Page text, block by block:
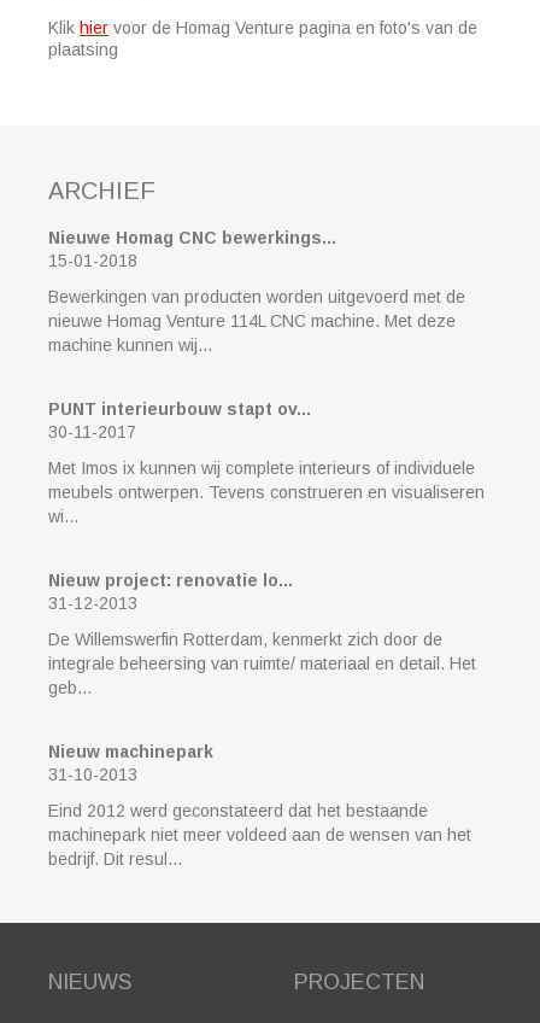
Klik hier voor de Homag Venture pagina en foto's van de
plaatsing
ARCHIEF
Nieuwe Homag CNC bewerkings...
15-01-2018
Bewerkingen van producten worden uitgevoerd met de
nieuwe Homag Venture 114L CNC machine. Met deze
machine kunnen wij...
PUNT interieurbouw stapt ov...
30-11-2017
Met Imos ix kunnen wij complete interieurs of individuele
meubels ontwerpen. Tevens construeren en visualiseren
wi...
Nieuw project: renovatie lo...
31-12-2013
De Willemswerfin Rotterdam, kenmerkt zich door de
integrale beheersing van ruimte/ materiaal en detail. Het
geb...
Nieuw machinepark
31-10-2013
Eind 2012 werd geconstateerd dat het bestaande
machinepark niet meer voldeed aan de wensen van het
bedrijf. Dit resul...
NIEUWS PROJECTEN